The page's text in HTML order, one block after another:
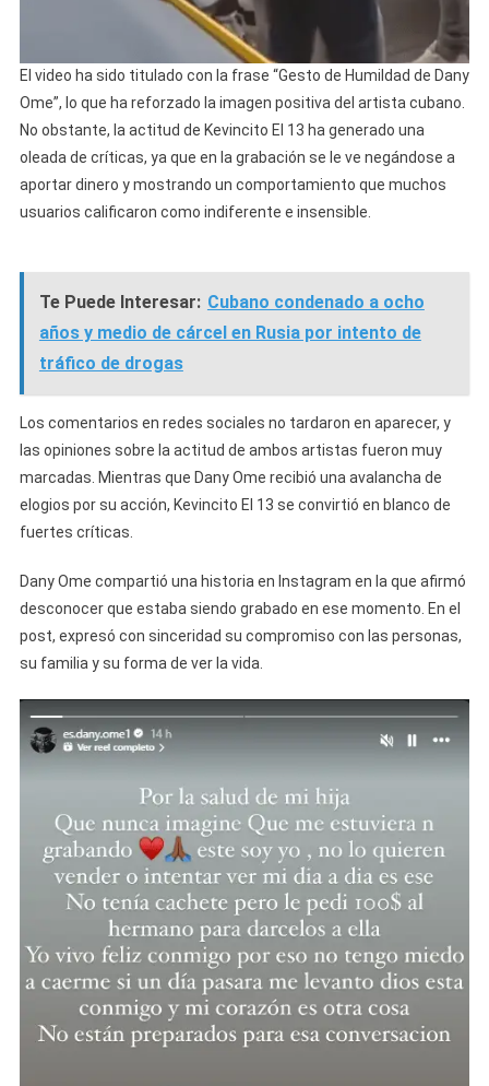
El video ha sido titulado con la frase “Gesto de Humildad de Dany
Ome”, lo que ha reforzado la imagen positiva del artista cubano.
No obstante, la actitud de Kevincito El 13 ha generado una
oleada de críticas, ya que en la grabación se le ve negándose a
aportar dinero y mostrando un comportamiento que muchos
usuarios calificaron como indiferente e insensible.
Te Puede Interesar: Cubano condenado a ocho
años y medio de cárcel en Rusia por intento de
tráfico de drogas
Los comentarios en redes sociales no tardaron en aparecer, y
las opiniones sobre la actitud de ambos artistas fueron muy
marcadas. Mientras que Dany Ome recibió una avalancha de
elogios por su acción, Kevincito El 13 se convirtió en blanco de
fuertes críticas.
Dany Ome compartió una historia en Instagram en la que afirmó
desconocer que estaba siendo grabado en ese momento. En el
post, expresó con sinceridad su compromiso con las personas,
su familia y su forma de ver la vida.